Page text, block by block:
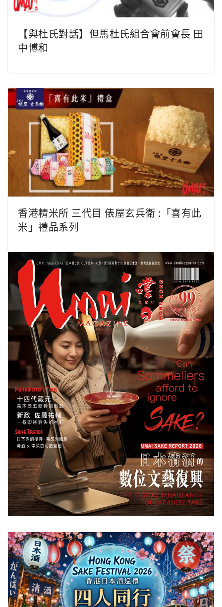
【與杜氏對話】但馬杜氏組合會前會長 田
中博和
香港精米所 三代目 俵屋玄兵衛 :「喜有此
米」禮品系列